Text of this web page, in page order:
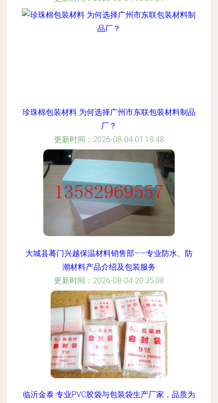
珍珠棉包装材料 为何选择广州市东联包装材料制品
厂？
更新时间：2026-08-04 01:18:48
大城县蓦门兴越保温材料销售部——专业防水、防
潮材料产品介绍及包装服务
更新时间：2026-08-04 20:35:08
临沂金泰 专业PVC胶袋与包装袋生产厂家，品质为